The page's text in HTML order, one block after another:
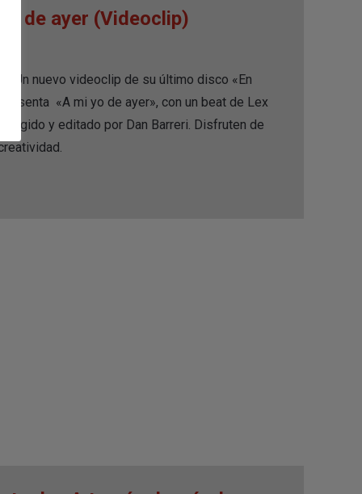
de ayer (Videoclip)
Un nuevo videoclip de su último disco «En
«A mi yo de ayer», con un beat de Lex
dirigido y editado por Dan Barreri. Disfruten de